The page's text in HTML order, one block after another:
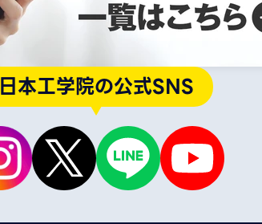
日本工学院の公式SNS